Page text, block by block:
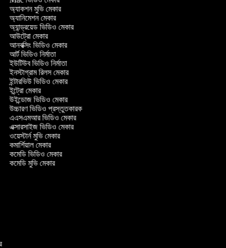
অ্যাকশন মুভি মেকার
অ্যানিমেশন মেকার
অ্যান্ড্রয়েড ভিডিও মেকার
আউট্রো মেকার
আনবক্সিং ভিডিও মেকার
আর্ট ভিডিও নির্মাতা
ইউটিউব ভিডিও নির্মাতা
ইনস্টাগ্রাম রিলস মেকার
ইন্টারভিউ ভিডিও মেকার
ইন্ট্রো মেকার
উইন্ডোজ ভিডিও মেকার
উচ্চারণ ভিডিও প্রস্তুতকারক
এএসএমআর ভিডিও মেকার
এক্সারসাইজ ভিডিও মেকার
ওয়েস্টার্ন মুভি মেকার
কমার্শিয়াল মেকার
কমেডি ভিডিও মেকার
কমেডি মুভি মেকার